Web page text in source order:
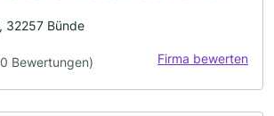
32257 Bünde
Bewertungen) Firma bewerten